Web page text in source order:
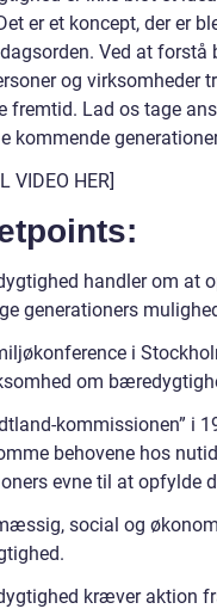
er et koncept, der er
Ved at
og virksomheder
fremtid. Lad os tage
kommende
VIDEO HER]
handler om at
generationers
i
om
kommissionen” i
behovene hos
evne til at opfylde
social og
kræver aktion